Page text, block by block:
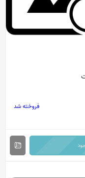
فروخته شد